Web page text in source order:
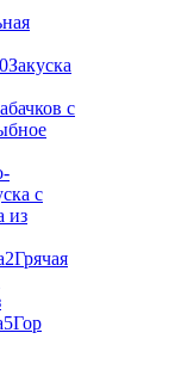
0Закуска
с
с
из
2Грячая
5Гор